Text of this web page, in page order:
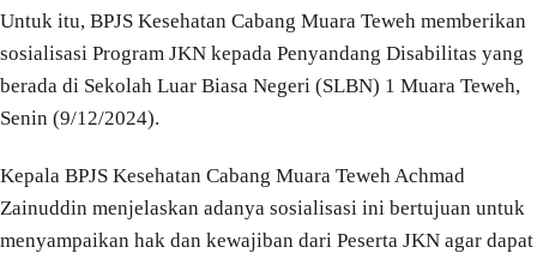
Untuk itu, BPJS Kesehatan Cabang Muara Teweh memberikan
sosialisasi Program JKN kepada Penyandang Disabilitas yang
berada di Sekolah Luar Biasa Negeri (SLBN) 1 Muara Teweh,
Senin (9/12/2024).
Kepala BPJS Kesehatan Cabang Muara Teweh Achmad
Zainuddin menjelaskan adanya sosialisasi ini bertujuan untuk
menyampaikan hak dan kewajiban dari Peserta JKN agar dapat